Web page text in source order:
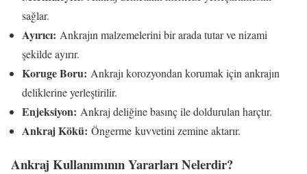
sağlar.
Ayırıcı: Ankrajın malzemelerini bir arada tutar ve nizami
şekilde ayırır.
Koruge Boru: Ankrajı korozyondan korumak için ankrajın
deliklerine yerleştirilir.
Enjeksiyon: Ankraj deliğine basınç ile doldurulan harçtır.
Ankraj Kökü: Öngerme kuvvetini zemine aktarır.
Ankraj Kullanımının Yararları Nelerdir?